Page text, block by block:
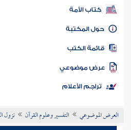
كتب PDF
كتاب الأمة
المكتبة
الكتب
موضوعي
تراجم الأعلام
العرض الموضوعي التفسير وعلوم القرآن نزول